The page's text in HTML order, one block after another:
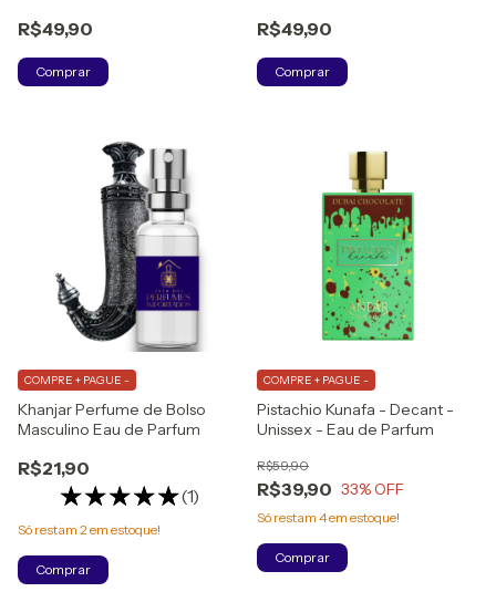
R$49,90
Comprar
R$49,90
Comprar
Khanjar Perfume de Bolso
Masculino Eau de Parfum
R$21,90
(1)
COMPRE + PAGUE -
Só restam 2em estoque!
Comprar
Pistachio Kunafa - Decant -
Unissex - Eau de Parfum
R$39,90
R$59,90
33% OFF
COMPRE + PAGUE -
Só restam 4em estoque!
Comprar